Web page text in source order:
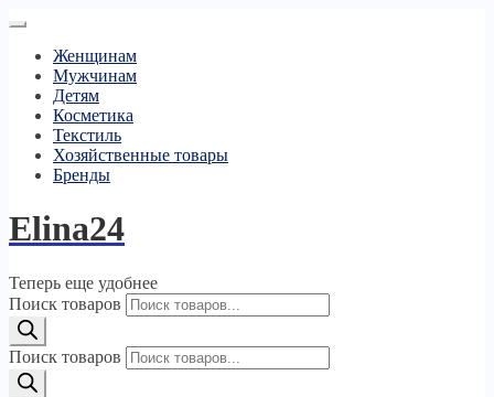
Женщинам
Мужчинам
Детям
Косметика
Текстиль
Хозяйственные товары
Бренды
Elina24
Теперь еще удобнее
Поиск товаров
Поиск товаров